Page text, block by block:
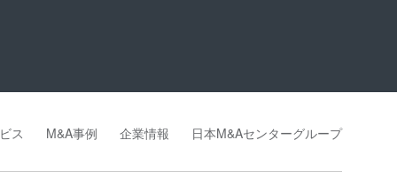
ス M&A事例 企業情報 日本M&Aセンターグループ